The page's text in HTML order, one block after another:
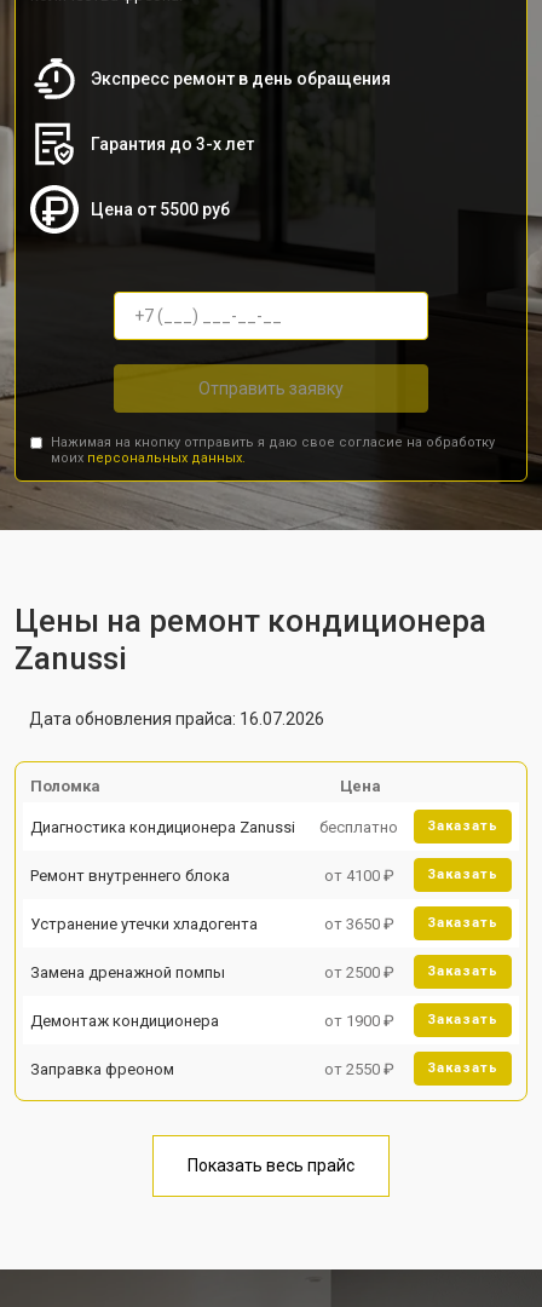
Экспресс ремонт в день обращения
Гарантия до 3-х лет
Цена от 5500 руб
Отправить заявку
Нажимая на кнопку отправить я даю свое согласие на обработку
моих персональных данных.
Цены на ремонт кондиционера
Zanussi
Дата обновления прайса: 16.07.2026
Поломка Цена
Диагностика кондиционера Zanussi бесплатно Заказать
Ремонт внутреннего блока от 4100 ₽ Заказать
Устранение утечки хладогента от 3650 ₽ Заказать
Замена дренажной помпы от 2500 ₽ Заказать
Демонтаж кондиционера от 1900 ₽ Заказать
Заправка фреоном от 2550 ₽ Заказать
Показать весь прайс